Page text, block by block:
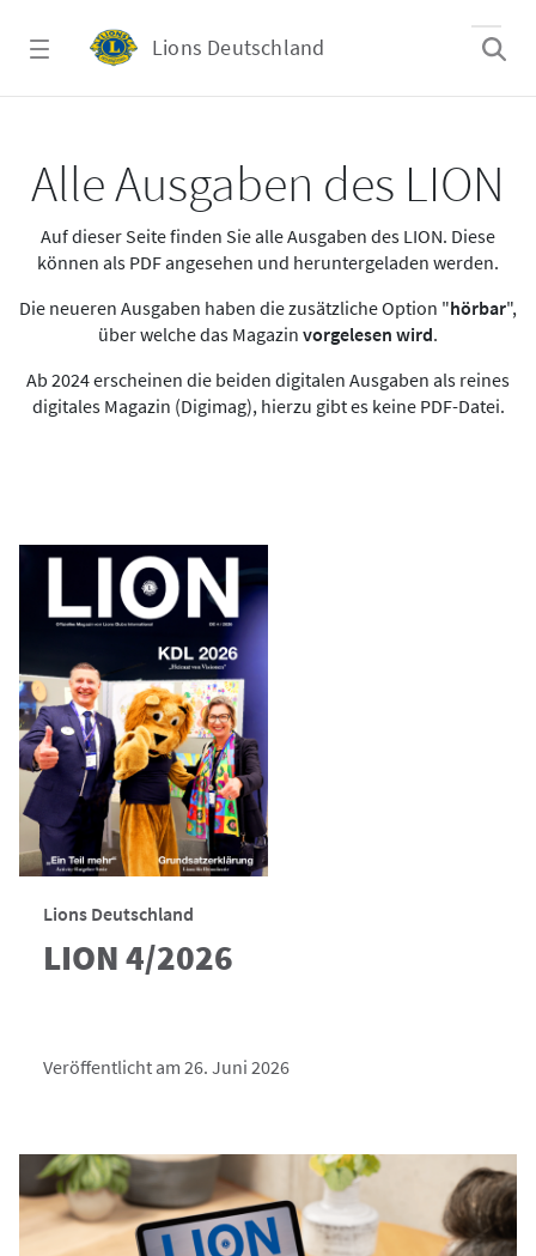
Lions Deutschland
Alle Ausgaben des LION
Auf dieser Seite finden Sie alle Ausgaben des LION. Diese
können als PDF angesehen und heruntergeladen werden.
Die neueren Ausgaben haben die zusätzliche Option "hörbar",
über welche das Magazin vorgelesen wird.
Ab 2024 erscheinen die beiden digitalen Ausgaben als reines
digitales Magazin (Digimag), hierzu gibt es keine PDF-Datei.
Lions Deutschland
LION 4/2026
Veröffentlicht am 26. Juni 2026